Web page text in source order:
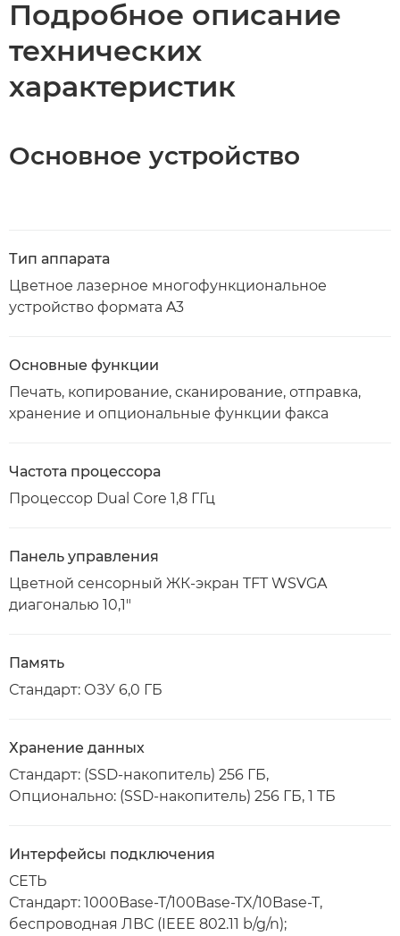
Подробное описание
технических
характеристик
Основное устройство
Тип аппарата
Цветное лазерное многофункциональное
устройство формата A3
Основные функции
Печать, копирование, сканирование, отправка,
хранение и опциональные функции факса
Частота процессора
Процессор Dual Core 1,8 ГГц
Панель управления
Цветной сенсорный ЖК-экран TFT WSVGA
диагональю 10,1"
Память
Стандарт: ОЗУ 6,0 ГБ
Хранение данных
Стандарт: (SSD-накопитель) 256 ГБ,
Опционально: (SSD-накопитель) 256 ГБ, 1 ТБ
Интерфейсы подключения
СЕТЬ
Стандарт: 1000Base-T/100Base-TX/10Base-T,
беспроводная ЛВС (IEEE 802.11 b/g/n);